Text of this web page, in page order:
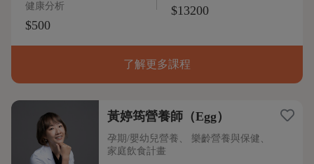
健康分析
$500
$13200
了解更多課程
黃婷筠營養師（Egg）
孕期/嬰幼兒營養、 樂齡營養與保健、
家庭飲食計畫